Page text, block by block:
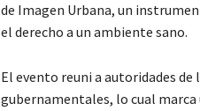
de Imagen Urbana, un
el derecho a un ambiente sano.
El evento reuni a autoridades de
gubernamentales, lo cual